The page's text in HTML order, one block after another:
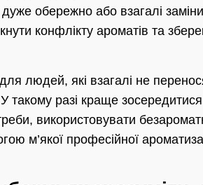
обережно або взагалі
конфлікту ароматів та
людей, які взагалі не
такому разі краще зосередитися
використовувати
м’якої професійної